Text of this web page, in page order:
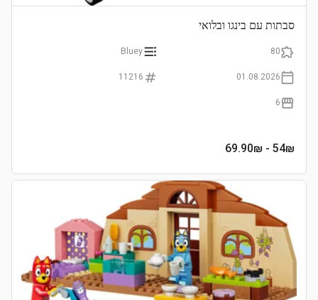
סבתות עם בינגו ובלואי
80
Bluey
01.08.2026
11216
6
54₪
- 69.90₪